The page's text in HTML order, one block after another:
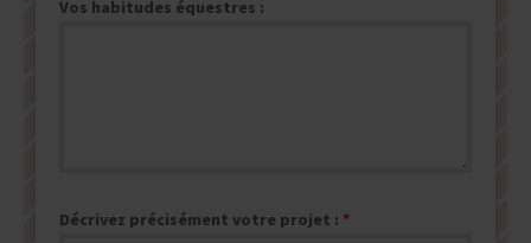
Vos habitudes équestres :
Décrivez précisément votre projet :